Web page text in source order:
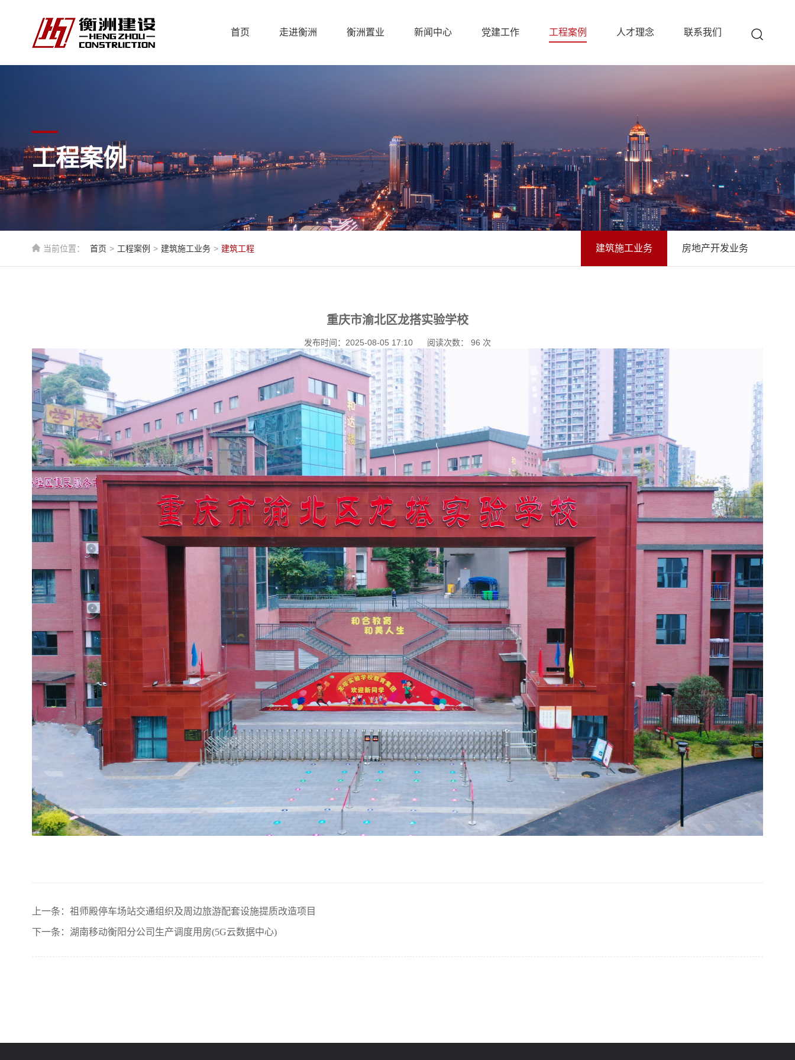
首页 走进衡洲 衡洲置业 新闻中心 党建工作 工程案例 人才理念 联系我们
工程案例
当前位置： 首页 > 工程案例 > 建筑施工业务 > 建筑工程 建筑施工业务 房地产开发业务
重庆市渝北区龙搭实验学校
发布时间：2025-08-05 17:10 阅读次数： 96 次
上一条：祖师殿停车场站交通组织及周边旅游配套设施提质改造项目
下一条：湖南移动衡阳分公司生产调度用房(5G云数据中心)